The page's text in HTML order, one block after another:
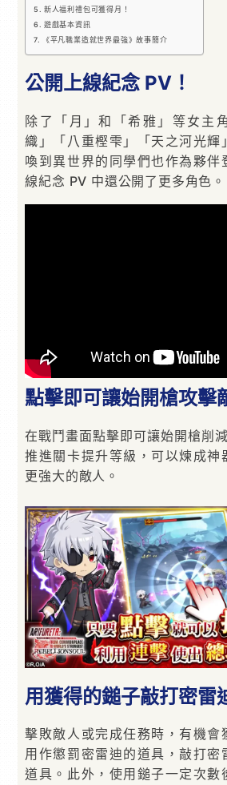
新人福利禮包可獲得月！
遊戲基本資訊
《平凡職業造就世界最強》故事簡介
公開上線紀念 PV！
除了「月」和「希雅」等女主
織」「八重樫雫」「天之河光輝
喚到異世界的同學們也作為夥伴
線紀念 PV 中還公開了更多角色。
點擊即可讓始開槍攻擊
在戰鬥畫面點擊即可讓始開槍削
推進關卡提升等級，可以煉成神
更強大的敵人。
用獲得的鎚子敲打密雷
擊敗敵人或完成任務時，有機會
用作懲罰密雷迪的道具，敲打密
道具。此外，使用鎚子一定次數